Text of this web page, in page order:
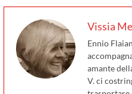
Vissia
Ennio
amante
V. ci